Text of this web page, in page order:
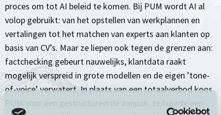
proces om tot AI beleid te komen. Bij PUM wordt AI al
volop gebruikt: van het opstellen van werkplannen en
vertalingen tot het matchen van experts aan klanten op
basis van CV’s. Maar ze liepen ook tegen de grenzen aan:
factchecking gebeurt nauwelijks, klantdata raakt
mogelijk verspreid in grote modellen en de eigen ’tone-
of-voice’ verwatert. In plaats van een totaalverbod koos